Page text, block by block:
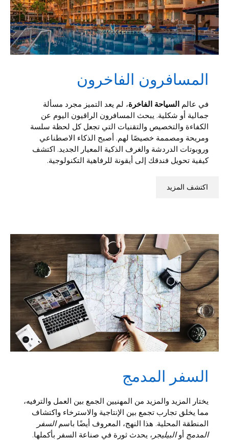
المسافرون الفاخرون
في عالم السياحة الفاخرة، لم يعد التميز مجرد مسألة
جمالية أو شكلية. يبحث المسافرون الراقيون اليوم عن
الكفاءة والتخصيص والتقنيات التي تجعل كل لحظة سلسة
ومريحة ومصممة خصيصًا لهم. أصبح الذكاء الاصطناعي
وروبوتات الدردشة والغرف الذكية المعيار الجديد. اكتشف
كيفية تحويل فندقك إلى أيقونة للرفاهية التكنولوجية.
اكتشف المزيد
السفر المدمج
يختار المزيد والمزيد من المهنيين الجمع بين العمل والترفيه،
مما يخلق تجارب تجمع بين الإنتاجية والاسترخاء واكتشاف
المنطقة المحلية. هذا النهج، المعروف أيضًا باسمالسفر
المدمج أوالبيليجر ، يحدث ثورة في صناعة السفر بأكملها.